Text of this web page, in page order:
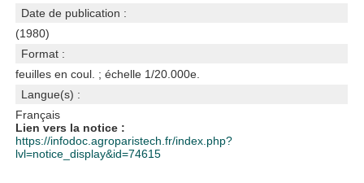
Date de publication :
(1980)
Format :
feuilles en coul. ; échelle 1/20.000e.
Langue(s) :
Français
Lien vers la notice :
https://infodoc.agroparistech.fr/index.php?
lvl=notice_display&id=74615